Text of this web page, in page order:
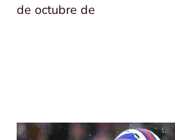
de octubre de